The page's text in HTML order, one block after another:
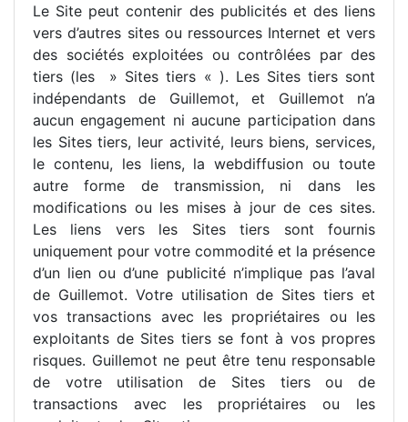
Le Site peut contenir des publicités et des liens
vers d’autres sites ou ressources Internet et vers
des sociétés exploitées ou contrôlées par des
tiers (les » Sites tiers « ). Les Sites tiers sont
indépendants de Guillemot, et Guillemot n’a
aucun engagement ni aucune participation dans
les Sites tiers, leur activité, leurs biens, services,
le contenu, les liens, la webdiffusion ou toute
autre forme de transmission, ni dans les
modifications ou les mises à jour de ces sites.
Les liens vers les Sites tiers sont fournis
uniquement pour votre commodité et la présence
d’un lien ou d’une publicité n’implique pas l’aval
de Guillemot. Votre utilisation de Sites tiers et
vos transactions avec les propriétaires ou les
exploitants de Sites tiers se font à vos propres
risques. Guillemot ne peut être tenu responsable
de votre utilisation de Sites tiers ou de
transactions avec les propriétaires ou les